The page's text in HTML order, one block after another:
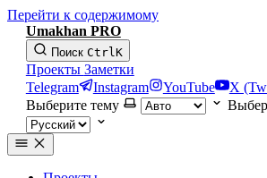
Перейти к содержимому
Umakhan PRO
Поиск CtrlK
Проекты Заметки
Telegram
Instagram YouTube
X
Выберите тему